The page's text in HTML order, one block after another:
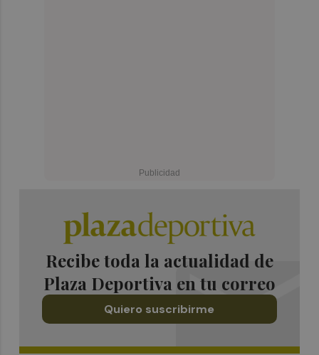
Recibe toda la actualidad de
Plaza Deportiva en tu correo
Quiero suscribirme